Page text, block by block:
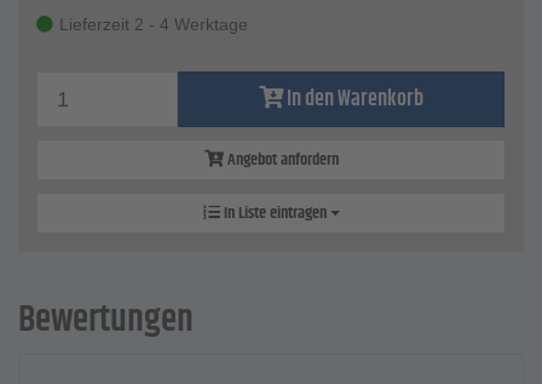
Lieferzeit 2 - 4 Werktage
In den Warenkorb
Angebot anfordern
In Liste eintragen
Bewertungen